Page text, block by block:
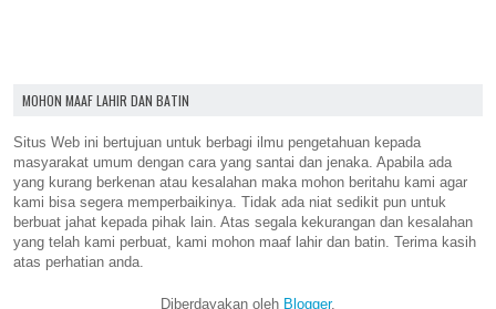
MOHON MAAF LAHIR DAN BATIN
Situs Web ini bertujuan untuk berbagi ilmu pengetahuan kepada
masyarakat umum dengan cara yang santai dan jenaka. Apabila ada
yang kurang berkenan atau kesalahan maka mohon beritahu kami agar
kami bisa segera memperbaikinya. Tidak ada niat sedikit pun untuk
berbuat jahat kepada pihak lain. Atas segala kekurangan dan kesalahan
yang telah kami perbuat, kami mohon maaf lahir dan batin. Terima kasih
atas perhatian anda.
Diberdayakan oleh Blogger.